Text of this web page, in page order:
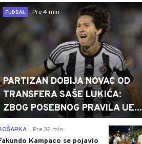
FUDBAL
Pre 4 min
PARTIZAN DOBIJA NOVAC OD
TRANSFERA SAŠE LUKIĆA:
ZBOG POSEBNOG PRAVILA UE...
Pre 32 min
Kampaco se pojavio